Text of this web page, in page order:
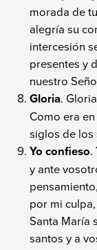
morada de
alegría su
intercesión
presentes y
nuestro
Gloria.
Como era
siglos de los
Yo confieso.
y ante
por mi
Santa María
santos y a